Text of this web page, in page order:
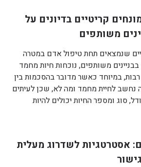
קריטיים בדיונים על
משותפים
שנמצאים תחת טיפול אדם במטרה
משותפים, נוכחות חיות מחמד
במיוחד כאשר מדובר בהסכמות בין
נחשב לחיית מחמד ומה לא, שכן לעיתים
סוג ומספר החיות יכולים להיות
אסטרטגיות לשדרוג מעלית